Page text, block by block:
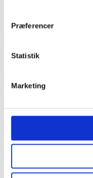
Præferencer
Statistik
Marketing
SE VORT FASTE TEAM HER
INDLÆG
Medieinfo banner
Mediakit in English